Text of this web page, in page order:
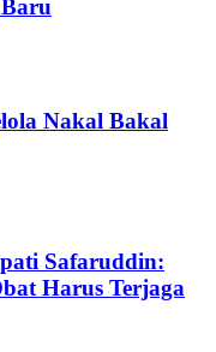
Nakal Bakal
Safaruddin:
Harus Terjaga